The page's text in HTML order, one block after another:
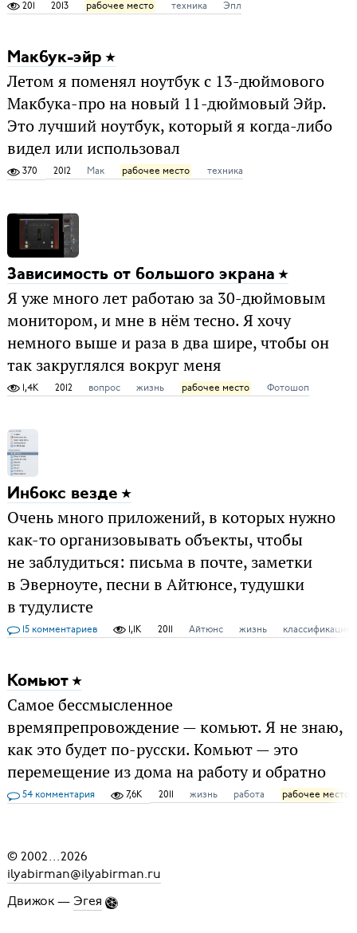
201 2013 рабочее место техника Эпл
Макбук-эйр
Летом я поменял ноутбук с 13-дюймового
Макбука-про на новый 11-дюймовый Эйр.
Это лучший ноутбук, который я когда-либо
видел или использовал
370 2012 Мак рабочее место техника
Зависимость от большого экрана
Я уже много лет работаю за 30-дюймовым
монитором, и мне в нём тесно. Я хочу
немного выше и раза в два шире, чтобы он
так закруглялся вокруг меня
1,4K 2012 вопрос жизнь рабочее место Фотошоп
Инбокс везде
Очень много приложений, в которых нужно
как-то организовывать объекты, чтобы
не заблудиться: письма в почте, заметки
в Эверноуте, песни в Айтюнсе, тудушки
в тудулисте
15 комментариев 1,1K 2011 Айтюнс жизнь классификация
Комьют
Самое бессмысленное
времяпрепровождение — комьют. Я не знаю,
как это будет по-русски. Комьют — это
перемещение из дома на работу и обратно
54 комментария 7,6K 2011 жизнь работа рабочее место
© 2002...2026
ilyabirman@ilyabirman.ru
Движок — Эгея